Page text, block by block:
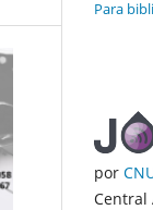
Para
por
Central